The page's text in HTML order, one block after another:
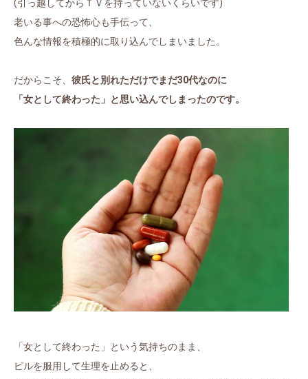
(引っ越してからＴＶを持っていないくらいです)
老いる事への恐怖心も手伝って、
色んな情報を積極的に取り込んでしまいました。
だからこそ、 彼氏と別れただけでまだ30代なのに
「女として終わった」と思い込んでしまったのです。
「女として終わった」という気持ちのまま、
ピルを服用して生理を止めると、